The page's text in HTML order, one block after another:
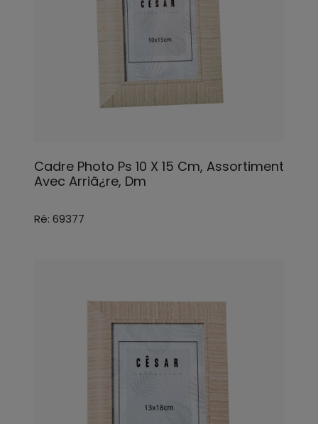
Cadre Photo Ps 10 X 15 Cm, Assortiment
Avec Arriã¿re, Dm
Ré: 69377